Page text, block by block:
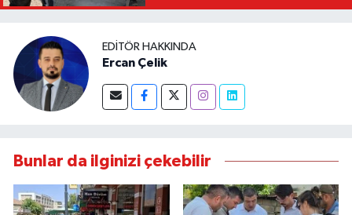
EDITÖR HAKKINDA
Ercan Çelik
Bunlar da ilginizi çekebilir